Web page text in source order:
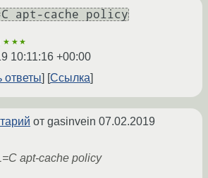
apt-cache policy
★★★
10:11:16 +00:00
ответы
Ссылка
от gasinvein 07.02.2019
apt-cache policy